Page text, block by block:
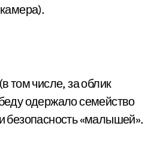
числе, за облик
одержало семейство
безопасность «малышей».